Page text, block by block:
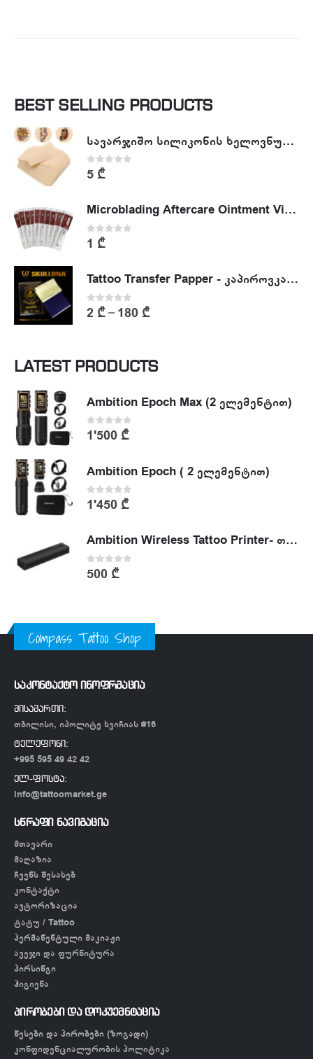
BEST SELLING PRODUCTS
სავარჯიშო სილიკონის ხელოვნური კანი - Tattoo Practike skin
0out of 5
5 ₾
Microblading Aftercare Ointment Vitamin A&D
0 out of 5
1 ₾
Tattoo Transfer Papper - კაპიროვკა - ტატუს ესკიზის კოპირების ქაღალდი
0out of 5
2 ₾– 180 ₾
LATEST PRODUCTS
Ambition Epoch Max (2 ელემენტით)
0out of 5
1'500 ₾
Ambition Epoch ( 2 ელემენტით)
0out of 5
1'450 ₾
Ambition Wireless Tattoo Printer- თერმული პრინტერი
0out of 5
500 ₾
Compass Tattoo Shop
საკონტაქტო ინოფრმაცია
მისამართი:
თბილისი, იპოლიტე ხვიჩიას #16
ტელეფონი:
+995 595 49 42 42
ელ-ფოსტა:
info@tattoomarket.ge
სწრაფი ნავიგაცია
მთავარი
მაღაზია
ჩვენს შესახებ
კონტაქტი
ავტორიზაცია
ტატუ / Tattoo
პერმანენტული მაკიაჟი
ავეჯი და ფურნიტურა
პირსინგი
ჰიგიენა
პირობები და დოკუემნტაცია
წესები და პირობები (ზოგადი)
კონფიდენციალურობის პოლიტიკა